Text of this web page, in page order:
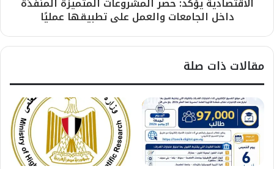
داخل الجامعات والعمل على تطبيقها عمليًا
مقالات ذات صلة